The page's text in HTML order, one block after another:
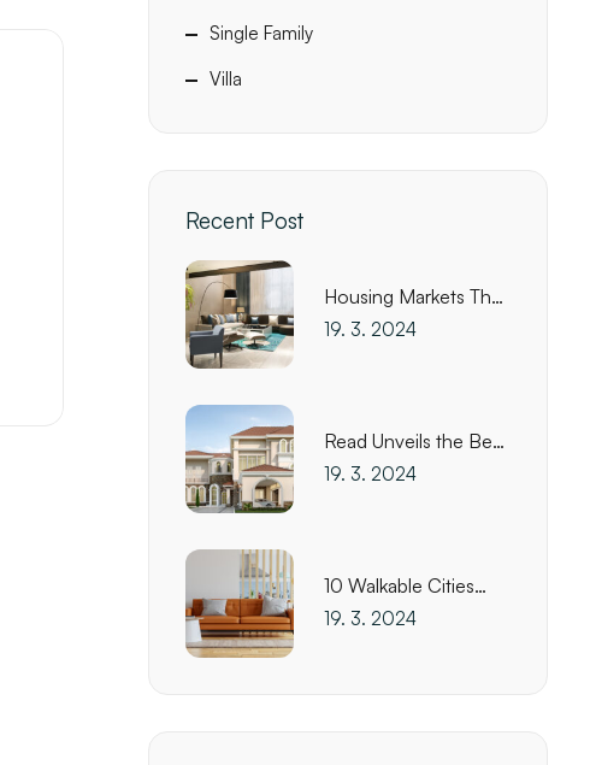
Single Family
Villa
Recent Post
Housing Markets That
Changed the Most
19. 3. 2024
Read Unveils the Best
Canadian Cities for
19. 3. 2024
10 Walkable Cities
Where You Can Live
19. 3. 2024